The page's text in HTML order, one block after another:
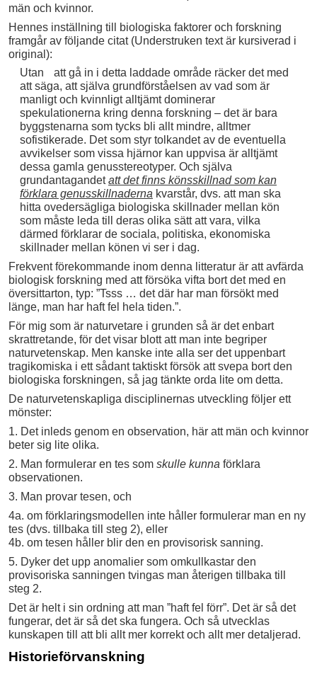
män och kvinnor.
Hennes inställning till biologiska faktorer och forskning
framgår av följande citat (Understruken text är kursiverad i
original):
Utan att gå in i detta laddade område räcker det med
att säga, att själva grundförståelsen av vad som är
manligt och kvinnligt alltjämt dominerar
spekulationerna kring denna forskning – det är bara
byggstenarna som tycks bli allt mindre, alltmer
sofistikerade. Det som styr tolkandet av de eventuella
avvikelser som vissa hjärnor kan uppvisa är alltjämt
dessa gamla genusstereotyper. Och själva
grundantagandetatt det finns könsskillnad som kan
förklara genusskillnadernakvarstår, dvs. att man ska
hitta ovedersägliga biologiska skillnader mellan kön
som måste leda till deras olika sätt att vara, vilka
därmed förklarar de sociala, politiska, ekonomiska
skillnader mellan könen vi ser i dag.
Frekvent förekommande inom denna litteratur är att avfärda
biologisk forskning med att försöka vifta bort det med en
översittarton, typ: ”Tsss … det där har man försökt med
länge, man har haft fel hela tiden.”.
För mig som är naturvetare i grunden så är det enbart
skrattretande, för det visar blott att man inte begriper
naturvetenskap. Men kanske inte alla ser det uppenbart
tragikomiska i ett sådant taktiskt försök att svepa bort den
biologiska forskningen, så jag tänkte orda lite om detta.
De naturvetenskapliga disciplinernas utveckling följer ett
mönster:
1. Det inleds genom en observation, här att män och kvinnor
beter sig lite olika.
2. Man formulerar en tes som skulle kunna förklara
observationen.
3. Man provar tesen, och
4a. om förklaringsmodellen inte håller formulerar man en ny
tes (dvs. tillbaka till steg 2), eller
4b. om tesen håller blir den en provisorisk sanning.
5. Dyker det upp anomalier som omkullkastar den
provisoriska sanningen tvingas man återigen tillbaka till
steg 2.
Det är helt i sin ordning att man ”haft fel förr”. Det är så det
fungerar, det är så det ska fungera. Och så utvecklas
kunskapen till att bli allt mer korrekt och allt mer detaljerad.
Historieförvanskning